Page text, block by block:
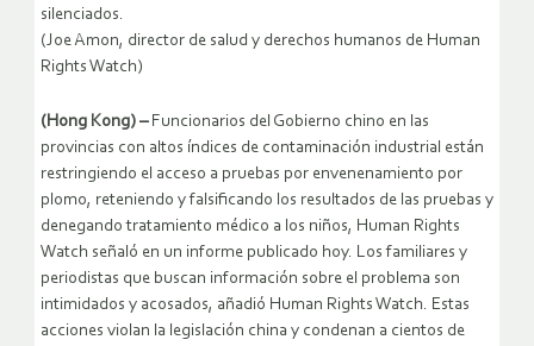
silenciados.
(Joe Amon, director de salud y derechos humanos de Human
Rights Watch)
(Hong Kong) –Funcionarios del Gobierno chino en las
provincias con altos índices de contaminación industrial están
restringiendo el acceso a pruebas por envenenamiento por
plomo, reteniendo y falsificando los resultados de las pruebas y
denegando tratamiento médico a los niños, Human Rights
Watch señaló en un informe publicado hoy. Los familiares y
periodistas que buscan información sobre el problema son
intimidados y acosados, añadió Human Rights Watch. Estas
acciones violan la legislación china y condenan a cientos de